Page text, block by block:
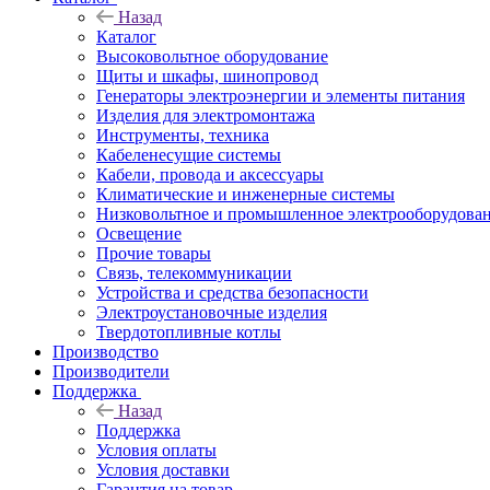
Назад
Каталог
Высоковольтное оборудование
Щиты и шкафы, шинопровод
Генераторы электроэнергии и элементы питания
Изделия для электромонтажа
Инструменты, техника
Кабеленесущие системы
Кабели, провода и аксессуары
Климатические и инженерные системы
Низковольтное и промышленное
Освещение
Прочие товары
Связь, телекоммуникации
Устройства и средства безопасности
Электроустановочные изделия
Твердотопливные котлы
Производство
Производители
Поддержка
Назад
Поддержка
Условия оплаты
Условия доставки